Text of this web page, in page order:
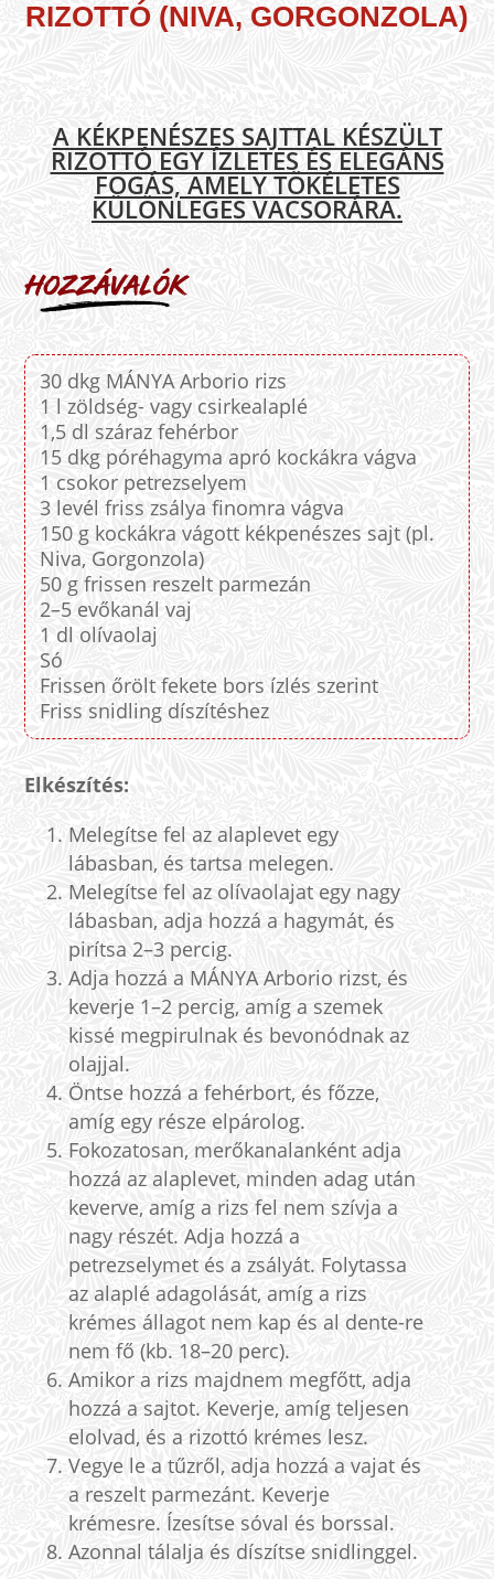
RIZOTTÓ (NIVA, GORGONZOLA)
A KÉKPENÉSZES SAJTTAL KÉSZÜLT
RIZOTTÓ EGY ÍZLETES ÉS ELEGÁNS
FOGÁS, AMELY TÖKÉLETES
KÜLÖNLEGES VACSORÁRA.
30 dkg MÁNYA Arborio rizs
1 l zöldség- vagy csirkealaplé
1,5 dl száraz fehérbor
15 dkg póréhagyma apró kockákra vágva
1 csokor petrezselyem
3 levél friss zsálya finomra vágva
150 g kockákra vágott kékpenészes sajt (pl.
Niva, Gorgonzola)
50 g frissen reszelt parmezán
2–5 evőkanál vaj
1 dl olívaolaj
Só
Frissen őrölt fekete bors ízlés szerint
Friss snidling díszítéshez
Elkészítés:
Melegítse fel az alaplevet egy
lábasban, és tartsa melegen.
Melegítse fel az olívaolajat egy nagy
lábasban, adja hozzá a hagymát, és
pirítsa 2–3 percig.
Adja hozzá a MÁNYA Arborio rizst, és
keverje 1–2 percig, amíg a szemek
kissé megpirulnak és bevonódnak az
olajjal.
Öntse hozzá a fehérbort, és főzze,
amíg egy része elpárolog.
Fokozatosan, merőkanalanként adja
hozzá az alaplevet, minden adag után
keverve, amíg a rizs fel nem szívja a
nagy részét. Adja hozzá a
petrezselymet és a zsályát. Folytassa
az alaplé adagolását, amíg a rizs
krémes állagot nem kap és al dente-re
nem fő (kb. 18–20 perc).
Amikor a rizs majdnem megfőtt, adja
hozzá a sajtot. Keverje, amíg teljesen
elolvad, és a rizottó krémes lesz.
Vegye le a tűzről, adja hozzá a vajat és
a reszelt parmezánt. Keverje
krémesre. Ízesítse sóval és borssal.
Azonnal tálalja és díszítse snidlinggel.